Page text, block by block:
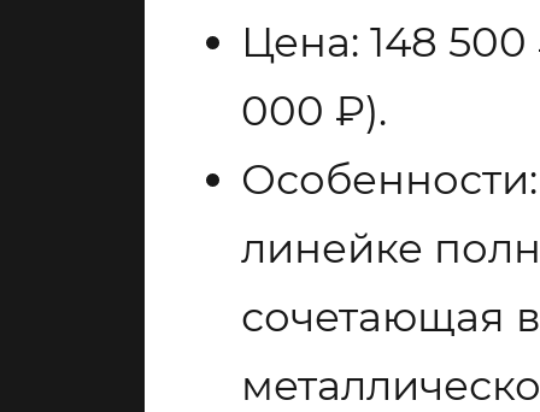
Цена: 148 500
000 ₽).
линейке
сочетающая